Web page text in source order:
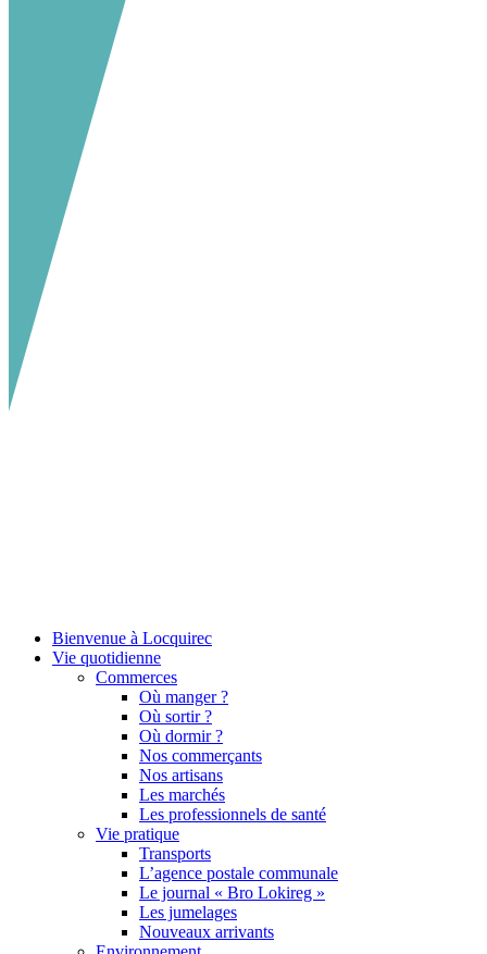
Bienvenue à Locquirec
Vie quotidienne
Commerces
Où manger ?
Où sortir ?
Où dormir ?
Nos commerçants
Nos artisans
Les marchés
Les professionnels de santé
Vie pratique
Transports
L’agence postale communale
Le journal « Bro Lokireg »
Les jumelages
Nouveaux arrivants